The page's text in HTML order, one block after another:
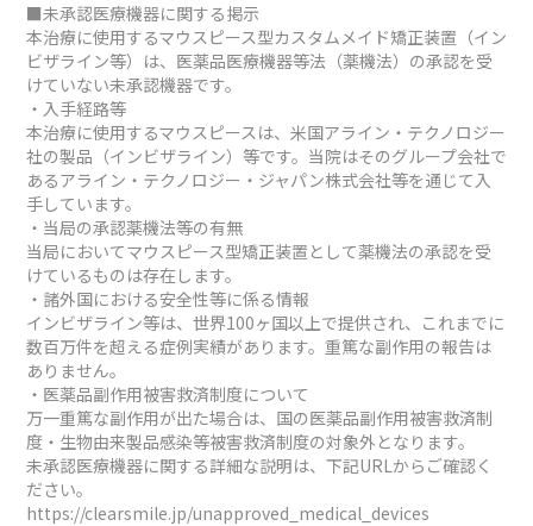
■未承認医療機器に関する掲示
本治療に使用するマウスピース型カスタムメイド矯正装置（イン
ビザライン等）は、医薬品医療機器等法（薬機法）の承認を受
けていない未承認機器です。
・入手経路等
本治療に使用するマウスピースは、米国アライン・テクノロジー
社の製品（インビザライン）等です。当院はそのグループ会社で
あるアライン・テクノロジー・ジャパン株式会社等を通じて入
手しています。
・当局の承認薬機法等の有無
当局においてマウスピース型矯正装置として薬機法の承認を受
けているものは存在します。
・諸外国における安全性等に係る情報
インビザライン等は、世界100ヶ国以上で提供され、これまでに
数百万件を超える症例実績があります。重篤な副作用の報告は
ありません。
・医薬品副作用被害救済制度について
万一重篤な副作用が出た場合は、国の医薬品副作用被害救済制
度・生物由来製品感染等被害救済制度の対象外となります。
未承認医療機器に関する詳細な説明は、下記URLからご確認く
ださい。
https://clearsmile.jp/unapproved_medical_devices